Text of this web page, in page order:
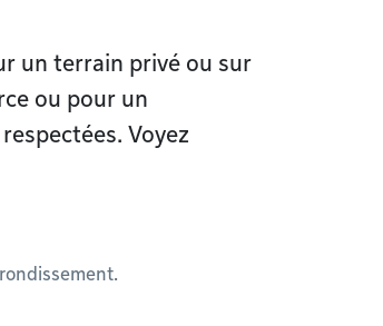
un terrain privé ou sur
ou pour un
Voyez